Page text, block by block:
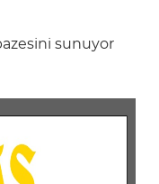
sunuyor